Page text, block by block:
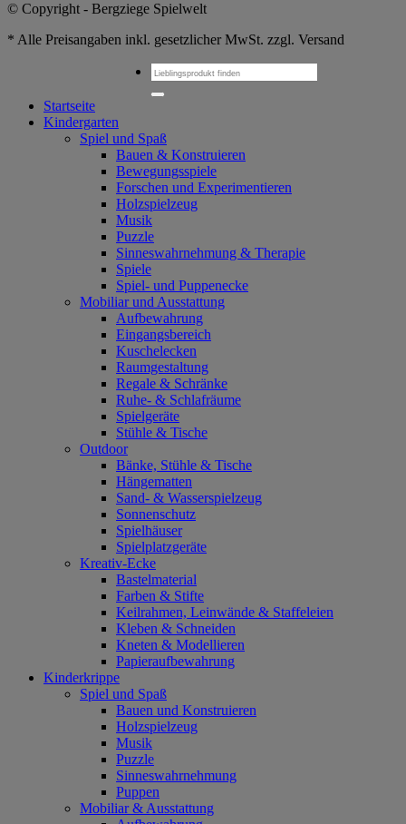
© Copyright - Bergziege Spielwelt
* Alle Preisangaben inkl. gesetzlicher MwSt. zzgl. Versand
Suchen
nach:
Startseite
Kindergarten
Spiel und Spaß
Bauen & Konstruieren
Bewegungsspiele
Forschen und Experimentieren
Holzspielzeug
Musik
Puzzle
Sinneswahrnehmung & Therapie
Spiele
Spiel- und Puppenecke
Mobiliar und Ausstattung
Aufbewahrung
Eingangsbereich
Kuschelecken
Raumgestaltung
Regale & Schränke
Ruhe- & Schlafräume
Spielgeräte
Stühle & Tische
Outdoor
Bänke, Stühle & Tische
Hängematten
Sand- & Wasserspielzeug
Sonnenschutz
Spielhäuser
Spielplatzgeräte
Kreativ-Ecke
Bastelmaterial
Farben & Stifte
Keilrahmen, Leinwände & Staffeleien
Kleben & Schneiden
Kneten & Modellieren
Papieraufbewahrung
Kinderkrippe
Spiel und Spaß
Bauen und Konstruieren
Holzspielzeug
Musik
Puzzle
Sinneswahrnehmung
Puppen
Mobiliar & Ausstattung